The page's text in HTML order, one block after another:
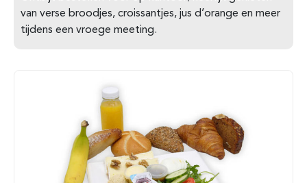
van verse broodjes, croissantjes, jus d’orange en meer
tijdens een vroege meeting.